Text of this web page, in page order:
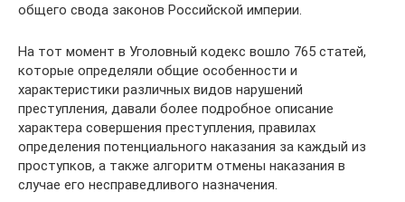
общего свода законов Российской империи.
На тот момент в Уголовный кодекс вошло 765 статей,
которые определяли общие особенности и
характеристики различных видов нарушений
преступления, давали более подробное описание
характера совершения преступления, правилах
определения потенциального наказания за каждый из
проступков, а также алгоритм отмены наказания в
случае его несправедливого назначения.